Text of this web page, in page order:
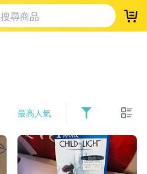
登
最高人氣